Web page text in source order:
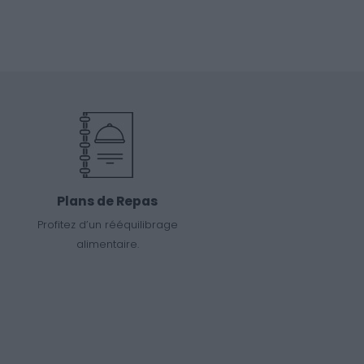
Plans de Repas
Profitez d’un rééquilibrage
alimentaire.